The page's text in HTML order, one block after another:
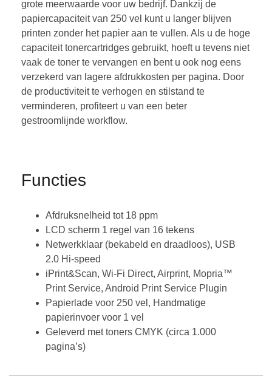
grote meerwaarde voor uw bedrijf. Dankzij de
papiercapaciteit van 250 vel kunt u langer blijven
printen zonder het papier aan te vullen. Als u de hoge
capaciteit tonercartridges gebruikt, hoeft u tevens niet
vaak de toner te vervangen en bent u ook nog eens
verzekerd van lagere afdrukkosten per pagina. Door
de productiviteit te verhogen en stilstand te
verminderen, profiteert u van een beter
gestroomlijnde workflow.
Functies
Afdruksnelheid tot 18 ppm
LCD scherm 1 regel van 16 tekens
Netwerkklaar (bekabeld en draadloos), USB
2.0 Hi-speed
iPrint&Scan, Wi-Fi Direct, Airprint, Mopria™
Print Service, Android Print Service Plugin
Papierlade voor 250 vel, Handmatige
papierinvoer voor 1 vel
Geleverd met toners CMYK (circa 1.000
pagina’s)